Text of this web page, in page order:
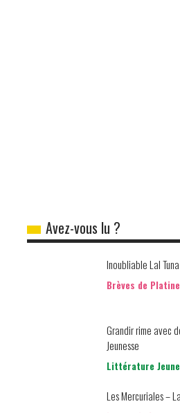
Avez-vous lu ?
Inoubliable Lal Tuna
Brèves de Platine
Grandir rime avec
Jeunesse
Littérature
Les Mercuriales –